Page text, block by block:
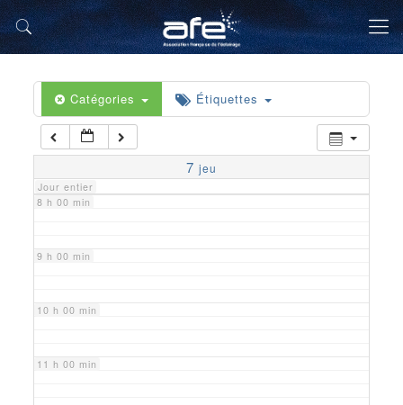
Catégories Étiquettes
7 jeu
Jour entier
5 h 00 min
6 h 00 min
7 h 00 min
8 h 00 min
9 h 00 min
10 h 00 min
11 h 00 min